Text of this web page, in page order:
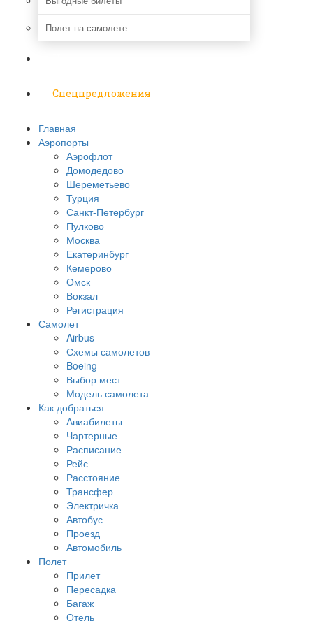
Полет на самолете
Спецпредложения
Главная
Аэропорты
Аэрофлот
Домодедово
Шереметьево
Турция
Санкт-Петербург
Пулково
Москва
Екатеринбург
Кемерово
Омск
Вокзал
Регистрация
Самолет
Airbus
Схемы самолетов
Boeing
Выбор мест
Модель самолета
Как добраться
Авиабилеты
Чартерные
Расписание
Рейс
Расстояние
Трансфер
Электричка
Автобус
Проезд
Автомобиль
Полет
Прилет
Пересадка
Багаж
Отель